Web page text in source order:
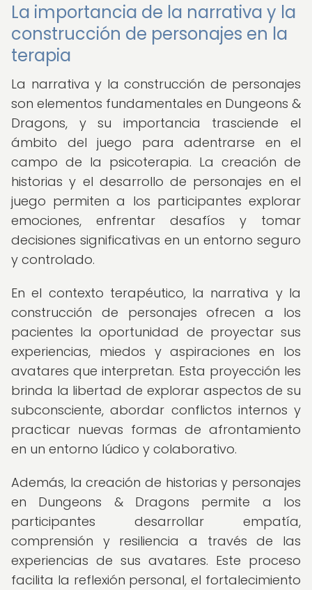
La importancia de la narrativa y la
construcción de personajes en la
terapia
La narrativa y la construcción de personajes
son elementos fundamentales en Dungeons &
Dragons, y su importancia trasciende el
ámbito del juego para adentrarse en el
campo de la psicoterapia. La creación de
historias y el desarrollo de personajes en el
juego permiten a los participantes explorar
emociones, enfrentar desafíos y tomar
decisiones significativas en un entorno seguro
y controlado.
En el contexto terapéutico, la narrativa y la
construcción de personajes ofrecen a los
pacientes la oportunidad de proyectar sus
experiencias, miedos y aspiraciones en los
avatares que interpretan. Esta proyección les
brinda la libertad de explorar aspectos de su
subconsciente, abordar conflictos internos y
practicar nuevas formas de afrontamiento
en un entorno lúdico y colaborativo.
Además, la creación de historias y personajes
en Dungeons & Dragons permite a los
participantes desarrollar empatía,
comprensión y resiliencia a través de las
experiencias de sus avatares. Este proceso
facilita la reflexión personal, el fortalecimiento